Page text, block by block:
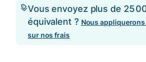
Vous envoyez plus de 25
équivalent ? Nous
sur nos frais